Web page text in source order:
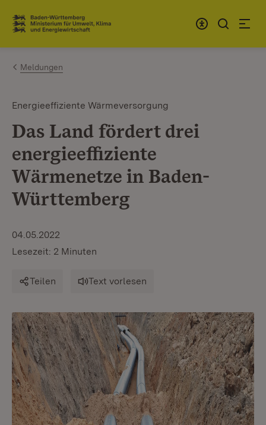
Zum Inhalt springen
Link zur Startseite
Meldungen
Energieeffiziente Wärmeversorgung
Das Land fördert drei
energieeffiziente
Wärmenetze in Baden-
Württemberg
04.05.2022
Lesezeit: 2 Minuten
Teilen Text vorlesen